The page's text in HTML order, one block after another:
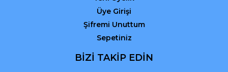
Üye Girişi
Şifremi Unuttum
Sepetiniz
BİZİ TAKİP EDİN